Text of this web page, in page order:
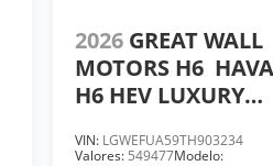
2026 GREAT WALL
MOTORS H6
H6 HEV LUXURY
TRIM
VIN: LGWEFUA59TH903234
Valores: 549477Modelo: